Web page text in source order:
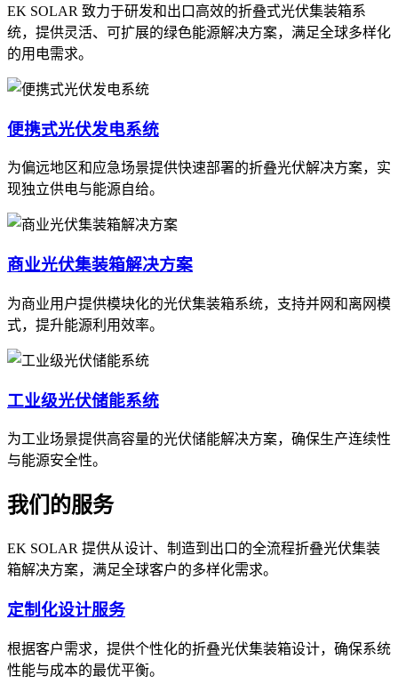
EK SOLAR 致力于研发和出口高效的折叠式光伏集装箱系
统，提供灵活、可扩展的绿色能源解决方案，满足全球多样化
的用电需求。
便携式光伏发电系统
为偏远地区和应急场景提供快速部署的折叠光伏解决方案，实
现独立供电与能源自给。
商业光伏集装箱解决方案
为商业用户提供模块化的光伏集装箱系统，支持并网和离网模
式，提升能源利用效率。
工业级光伏储能系统
为工业场景提供高容量的光伏储能解决方案，确保生产连续性
与能源安全性。
我们的服务
EK SOLAR 提供从设计、制造到出口的全流程折叠光伏集装
箱解决方案，满足全球客户的多样化需求。
定制化设计服务
根据客户需求，提供个性化的折叠光伏集装箱设计，确保系统
性能与成本的最优平衡。